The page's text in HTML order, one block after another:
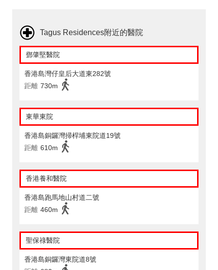
Tagus Residences附近的醫院
鄧肇堅醫院
香港島灣仔皇后大道東282號
距離 730m
東華東院
香港島銅鑼灣掃桿埔東院道19號
距離 610m
香港養和醫院
香港島跑馬地山村道二號
距離 460m
聖保祿醫院
香港島銅鑼灣東院道8號